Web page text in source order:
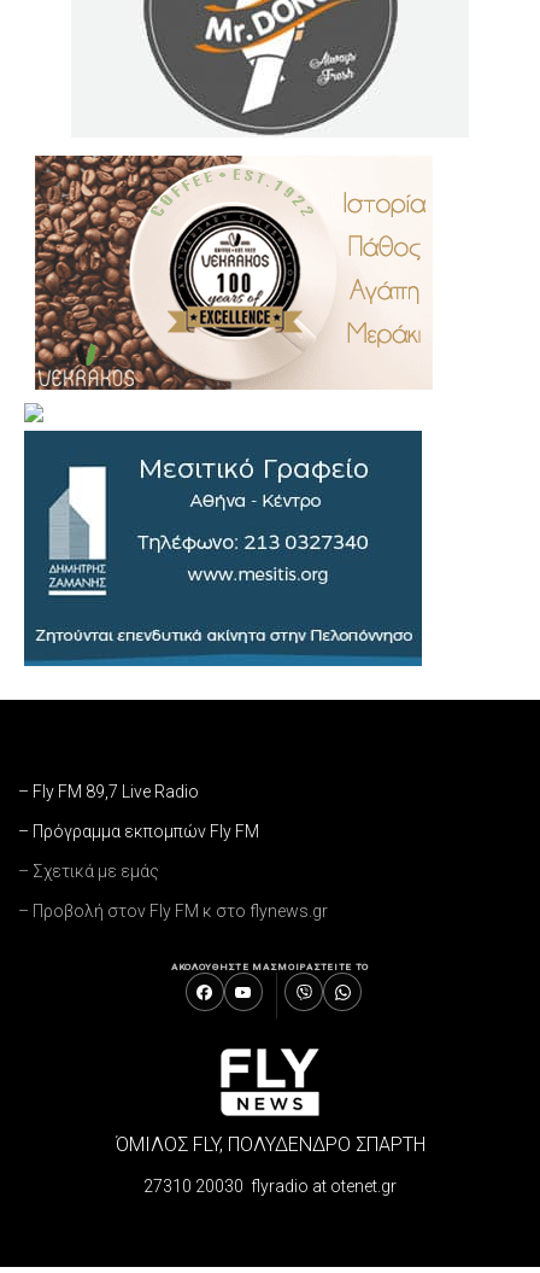
– Fly FM 89,7 Live Radio
– Πρόγραμμα εκπομπών Fly FM
– Σχετικά με εμάς
– Προβολή στον Fly FM κ στο flynews.gr
ΑΚΟΛΟΥΘΗΣΤΕ ΜΑΣΜΟΙΡΑΣΤΕΙΤΕ ΤΟ
ΌΜΙΛΟΣ FLY, ΠΟΛΥΔΕΝΔΡΟ ΣΠΑΡΤΗ
27310 20030 flyradio at otenet.gr